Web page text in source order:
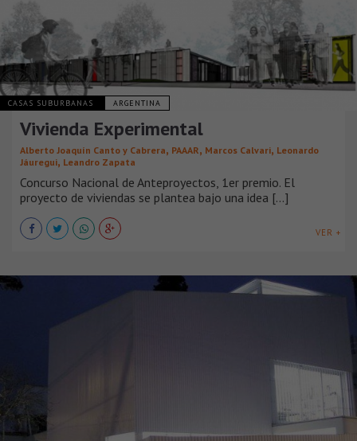
CASAS SUBURBANAS ARGENTINA
Vivienda Experimental
Alberto Joaquín Canto y Cabrera, PAAAR, Marcos Calvari, Leonardo
Jáuregui, Leandro Zapata
Concurso Nacional de Anteproyectos, 1er premio. El
proyecto de viviendas se plantea bajo una idea [...]
VER +